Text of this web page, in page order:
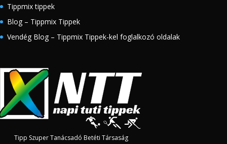
Tippmix tippek
Blog – Tippmix Tippek
Vendég Blog – Tippmix Tippek-kel foglalkozó oldalak
Tipp Szuper Tanácsadó Betéti Társaság